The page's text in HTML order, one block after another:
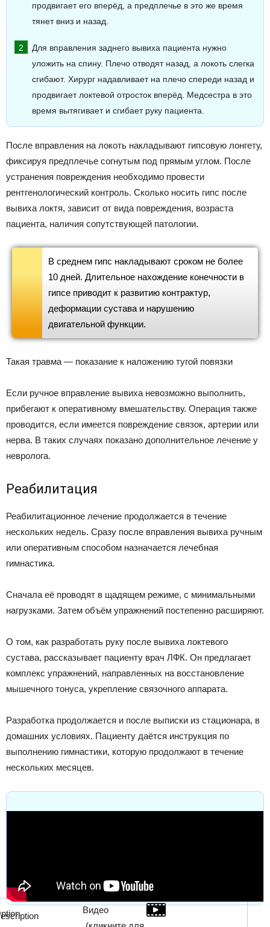
продвигает его вперёд, а предплечье в это же время
тянет вниз и назад.
Для вправления заднего вывиха пациента нужно
уложить на спину. Плечо отводят назад, а локоть слегка
сгибают. Хирург надавливает на плечо спереди назад и
продвигает локтевой отросток вперёд. Медсестра в это
время вытягивает и сгибает руку пациента.
После вправления на локоть накладывают гипсовую лонгету,
фиксируя предплечье согнутым под прямым углом. После
устранения повреждения необходимо провести
рентгенологический контроль. Сколько носить гипс после
вывиха локтя, зависит от вида повреждения, возраста
пациента, наличия сопутствующей патологии.
В среднем гипс накладывают сроком не более
10 дней. Длительное нахождение конечности в
гипсе приводит к развитию контрактур,
деформации сустава и нарушению
двигательной функции.
Такая травма — показание к наложению тугой повязки
Если ручное вправление вывиха невозможно выполнить,
прибегают к оперативному вмешательству. Операция также
проводится, если имеется повреждение связок, артерии или
нерва. В таких случаях показано дополнительное лечение у
невролога.
Реабилитация
Реабилитационное лечение продолжается в течение
нескольких недель. Сразу после вправления вывиха ручным
или оперативным способом назначается лечебная
гимнастика.
Сначала её проводят в щадящем режиме, с минимальными
нагрузками. Затем объём упражнений постепенно расширяют.
О том, как разработать руку после вывиха локтевого
сустава, рассказывает пациенту врач ЛФК. Он предлагает
комплекс упражнений, направленных на восстановление
мышечного тонуса, укрепление связочного аппарата.
Разработка продолжается и после выписки из стационара, в
домашних условиях. Пациенту даётся инструкция по
выполнению гимнастики, которую продолжают в течение
нескольких месяцев.
Видео